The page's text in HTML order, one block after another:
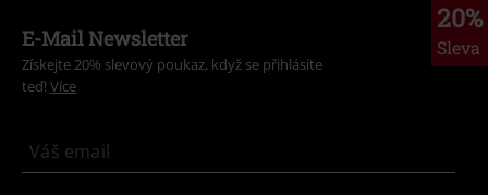
20%
Sleva
E-Mail Newsletter
Získejte 20% slevový poukaz, když se přihlásíte
teď! Více